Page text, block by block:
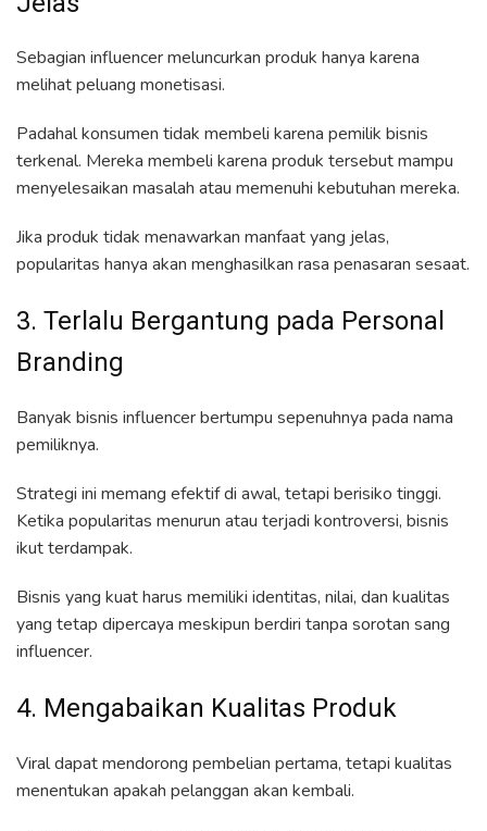
Sebagian influencer meluncurkan produk hanya karena
melihat peluang monetisasi.
Padahal konsumen tidak membeli karena pemilik bisnis
terkenal. Mereka membeli karena produk tersebut mampu
menyelesaikan masalah atau memenuhi kebutuhan mereka.
Jika produk tidak menawarkan manfaat yang jelas,
popularitas hanya akan menghasilkan rasa penasaran sesaat.
3. Terlalu Bergantung pada Personal
Branding
Banyak bisnis influencer bertumpu sepenuhnya pada nama
pemiliknya.
Strategi ini memang efektif di awal, tetapi berisiko tinggi.
Ketika popularitas menurun atau terjadi kontroversi, bisnis
ikut terdampak.
Bisnis yang kuat harus memiliki identitas, nilai, dan kualitas
yang tetap dipercaya meskipun berdiri tanpa sorotan sang
influencer.
4. Mengabaikan Kualitas Produk
Viral dapat mendorong pembelian pertama, tetapi kualitas
menentukan apakah pelanggan akan kembali.